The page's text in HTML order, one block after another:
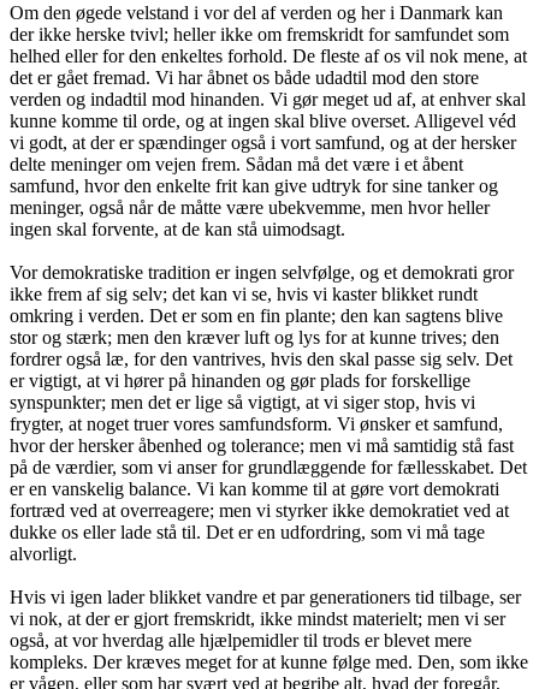
Om den øgede velstand i vor del af verden og her i Danmark kan
der ikke herske tvivl; heller ikke om fremskridt for samfundet som
helhed eller for den enkeltes forhold. De fleste af os vil nok mene, at
det er gået fremad. Vi har åbnet os både udadtil mod den store
verden og indadtil mod hinanden. Vi gør meget ud af, at enhver skal
kunne komme til orde, og at ingen skal blive overset. Alligevel véd
vi godt, at der er spændinger også i vort samfund, og at der hersker
delte meninger om vejen frem. Sådan må det være i et åbent
samfund, hvor den enkelte frit kan give udtryk for sine tanker og
meninger, også når de måtte være ubekvemme, men hvor heller
ingen skal forvente, at de kan stå uimodsagt.
Vor demokratiske tradition er ingen selvfølge, og et demokrati gror
ikke frem af sig selv; det kan vi se, hvis vi kaster blikket rundt
omkring i verden. Det er som en fin plante; den kan sagtens blive
stor og stærk; men den kræver luft og lys for at kunne trives; den
fordrer også læ, for den vantrives, hvis den skal passe sig selv. Det
er vigtigt, at vi hører på hinanden og gør plads for forskellige
synspunkter; men det er lige så vigtigt, at vi siger stop, hvis vi
frygter, at noget truer vores samfundsform. Vi ønsker et samfund,
hvor der hersker åbenhed og tolerance; men vi må samtidig stå fast
på de værdier, som vi anser for grundlæggende for fællesskabet. Det
er en vanskelig balance. Vi kan komme til at gøre vort demokrati
fortræd ved at overreagere; men vi styrker ikke demokratiet ved at
dukke os eller lade stå til. Det er en udfordring, som vi må tage
alvorligt.
Hvis vi igen lader blikket vandre et par generationers tid tilbage, ser
vi nok, at der er gjort fremskridt, ikke mindst materielt; men vi ser
også, at vor hverdag alle hjælpemidler til trods er blevet mere
kompleks. Der kræves meget for at kunne følge med. Den, som ikke
er vågen, eller som har svært ved at begribe alt, hvad der foregår,